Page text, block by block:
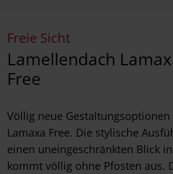
Freie Sicht
Lamellendach
Free
Völlig neue
Lamaxa Free. Die stylische
einen uneingeschränkten Blick
kommt völlig ohne Pfosten aus.